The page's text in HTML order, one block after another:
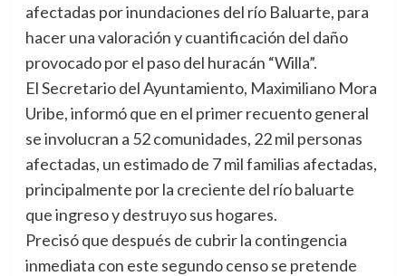
afectadas por inundaciones del río Baluarte, para
hacer una valoración y cuantificación del daño
provocado por el paso del huracán “Willa”.
El Secretario del Ayuntamiento, Maximiliano Mora
Uribe, informó que en el primer recuento general
se involucran a 52 comunidades, 22 mil personas
afectadas, un estimado de 7 mil familias afectadas,
principalmente por la creciente del río baluarte
que ingreso y destruyo sus hogares.
Precisó que después de cubrir la contingencia
inmediata con este segundo censo se pretende